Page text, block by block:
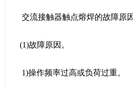
交流接触器触点熔焊的故障原
(1)故障原因。
1)操作频率过高或负荷过重。